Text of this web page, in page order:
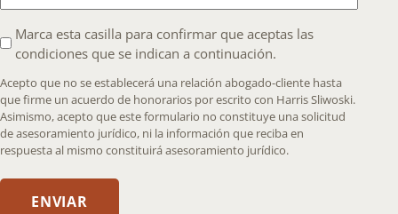
I
agree
that
an
attorney-
client
relationship
will
Marca esta casilla para confirmar que aceptas las
condiciones que se indican a continuación.
Acepto que no se establecerá una relación abogado-cliente hasta
que firme un acuerdo de honorarios por escrito con Harris Sliwoski.
Asimismo, acepto que este formulario no constituye una solicitud
de asesoramiento jurídico, ni la información que reciba en
respuesta al mismo constituirá asesoramiento jurídico.
ENVIAR